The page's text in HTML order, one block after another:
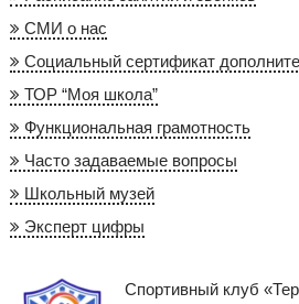
СМИ о нас
Социальный сертификат
ТОР “Моя школа”
Функциональная грамотность
Часто задаваемые вопросы
Школьный музей
Эксперт цифры
Спортивный клуб